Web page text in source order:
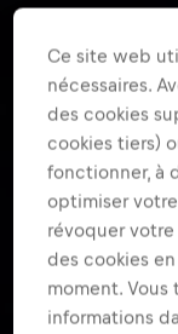
Ce site web
nécessaires.
des cookies
cookies tiers)
fonctionner, à
optimiser
révoquer
des cookies
moment. Vous
informations